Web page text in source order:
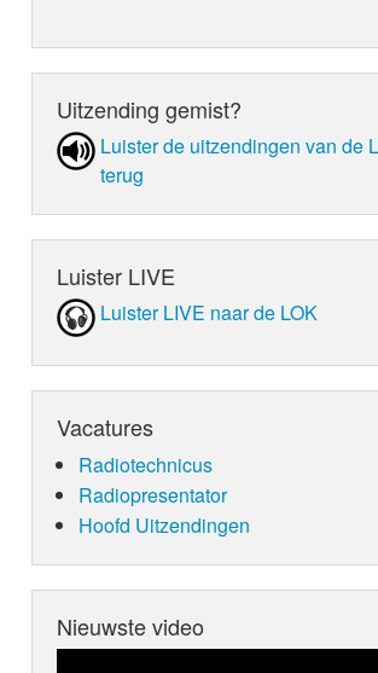
Uitzending gemist?
Luister de uit­zen­din­gen van de
terug
Luister LIVE
Luister LIVE naar de LOK
Vacatures
Radiotechnicus
Radiopresentator
Hoofd Uitzendingen
Nieuwste video